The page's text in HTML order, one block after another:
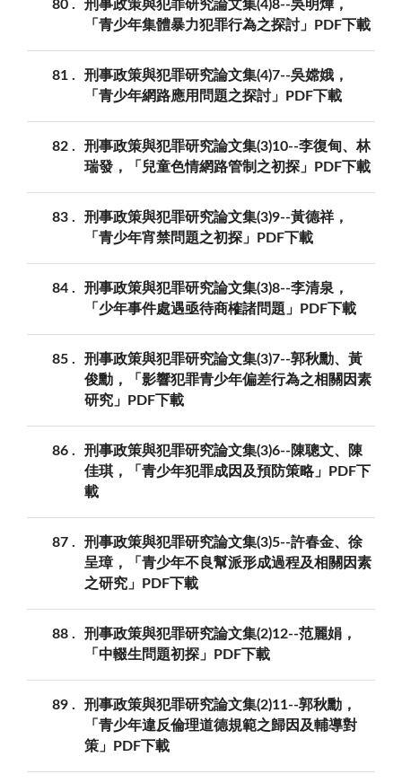
80
刑事政策與犯罪研究論文集(4)8--吳明燁，
「青少年集體暴力犯罪行為之探討」PDF下載
81
刑事政策與犯罪研究論文集(4)7--吳嫦娥，
「青少年網路應用問題之探討」PDF下載
82
刑事政策與犯罪研究論文集(3)10--李復甸、林
瑞發，「兒童色情網路管制之初探」PDF下載
83
刑事政策與犯罪研究論文集(3)9--黃德祥，
「青少年宵禁問題之初探」PDF下載
84
刑事政策與犯罪研究論文集(3)8--李清泉，
「少年事件處遇亟待商榷諸問題」PDF下載
85
刑事政策與犯罪研究論文集(3)7--郭秋勳、黃
俊勳，「影響犯罪青少年偏差行為之相關因素
研究」PDF下載
86
刑事政策與犯罪研究論文集(3)6--陳聰文、陳
佳琪，「青少年犯罪成因及預防策略」PDF下
載
87
刑事政策與犯罪研究論文集(3)5--許春金、徐
呈璋，「青少年不良幫派形成過程及相關因素
之研究」PDF下載
88
刑事政策與犯罪研究論文集(2)12--范麗娟，
「中輟生問題初探」PDF下載
89
刑事政策與犯罪研究論文集(2)11--郭秋勳，
「青少年違反倫理道德規範之歸因及輔導對
策」PDF下載